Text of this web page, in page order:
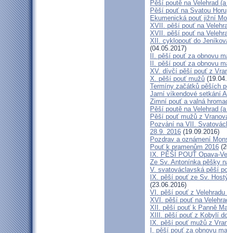
Pěší poutě na Velehrad
Pěší pouť na Svatou Horu
Ekumenická pouť jižní
XVII. pěší pouť na
XVII. pěší pouť na
XII. cyklopouť do
(04.05.2017)
II. pěší pouť za obnovu
II. pěší pouť za obnovu
XV. dívčí pěší pouť z
X. pěší pouť mužů
Termíny začátků pěších
Jarní víkendové setkání
Zimní pouť a valná
Pěší poutě na Velehrad
Pěší pouť mužů z
Pozvání na VII.
28.9. 2016 (19.09.2016)
Pozdrav a oznámení
Pouť k pramenům 2016
IX. PĚŠÍ POUŤ Opava-
Ze Sv. Antonínka pěšky
V. svatováclavská pěší
IX. pěší pouť ze Sv.
(23.06.2016)
VI. pěší pouť z
XVI. pěší pouť na
XII. pěší pouť k Panně
XIII. pěší pouť z Kobylí
IX. pěší pouť mužů z
I. pěší pouť za obnovu